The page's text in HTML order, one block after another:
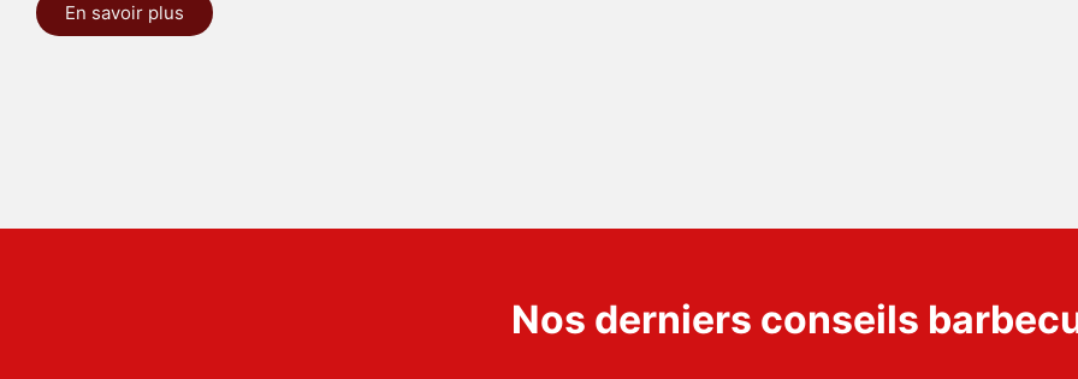
En savoir plus
Nos derniers conseils